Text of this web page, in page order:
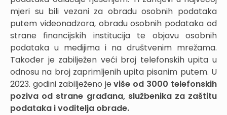
mjeri su bili vezani za obradu osobnih podataka
putem videonadzora, obradu osobnih podataka od
strane financijskih institucija te objavu osobnih
podataka u medijima i na društvenim mrežama.
Također je zabilježen veći broj telefonskih upita u
odnosu na broj zaprimljenih upita pisanim putem. U
2023. godini zabilježeno jeviše od 3000 telefonskih
poziva od strane građana, službenika za zaštitu
podataka i voditelja obrade.